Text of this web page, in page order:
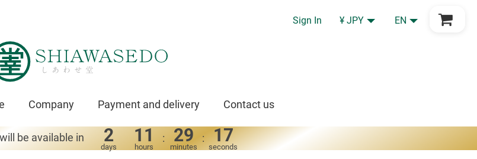
Sign In ¥ JPY EN
Go to Cart
Company Payment and delivery Contact us
be available in 2
days
11
hours
: 29
minutes
: 16
seconds